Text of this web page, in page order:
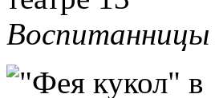
Воспитанницы